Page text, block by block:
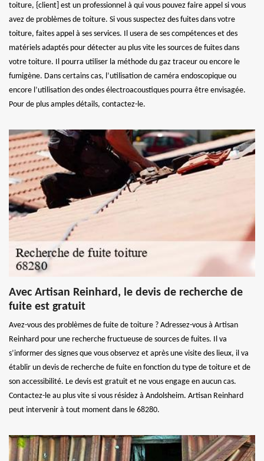
toiture, {client] est un professionnel à qui vous pouvez faire appel si vous
avez de problèmes de toiture. Si vous suspectez des fuites dans votre
toiture, faites appel à ses services. Il usera de ses compétences et des
matériels adaptés pour détecter au plus vite les sources de fuites dans
votre toiture. Il pourra utiliser la méthode du gaz traceur ou encore le
fumigène. Dans certains cas, l’utilisation de caméra endoscopique ou
encore l’utilisation des ondes électroacoustiques pourra être envisagée.
Pour de plus amples détails, contactez-le.
Avec Artisan Reinhard, le devis de recherche de
fuite est gratuit
Avez-vous des problèmes de fuite de toiture ? Adressez-vous à Artisan
Reinhard pour une recherche fructueuse de sources de fuites. Il va
s’informer des signes que vous observez et après une visite des lieux, il va
établir un devis de recherche de fuite en fonction du type de toiture et de
son accessibilité. Le devis est gratuit et ne vous engage en aucun cas.
Contactez-le au plus vite si vous résidez à Andolsheim. Artisan Reinhard
peut intervenir à tout moment dans le 68280.